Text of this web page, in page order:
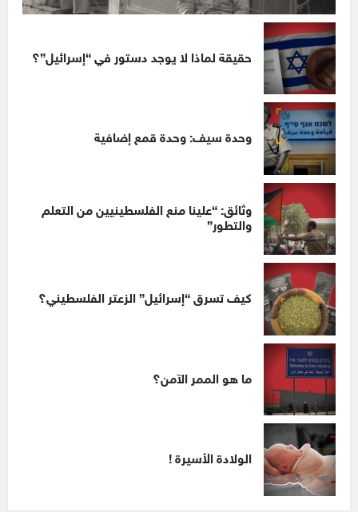
حقيقة لماذا لا يوجد دستور في “إسرائيل”؟
وحدة سيف: وحدة قمع إضافية
وثائق: “علينا منع الفلسطينيين من التعلم
والتطور”
كيف تسرق “إسرائيل” الزعتر الفلسطيني؟
ما هو الممر الآمن؟
الولادة الأسيرة !